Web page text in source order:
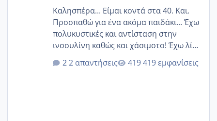
Καλησπέρα... Είμαι κοντά στα 40. Και.
Προσπαθώ για ένα ακόμα παιδάκι... Έχω
πολυκυστικές και αντίσταση στην
ινσουλίνη καθώς και χάσιμοτο! Έχω λίγα
κιλά παραπάνω και όσο κ αν προσπαθώ
δεν χάνω εύκολα! Προσπαθώ για ακόμη
2 απαντήσεις 419 εμφανίσεις